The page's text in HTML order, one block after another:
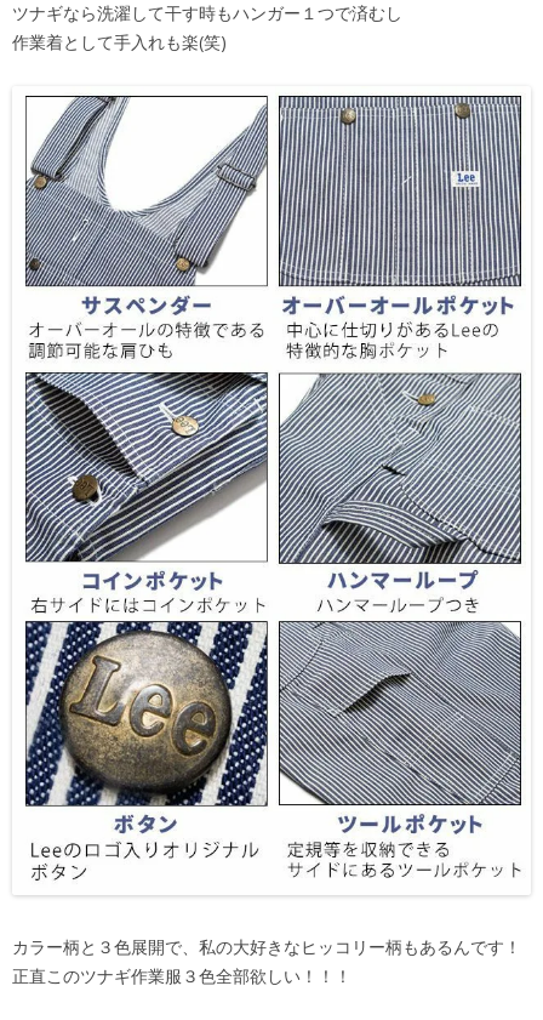
ツナギなら洗濯して干す時もハンガー１つで済むし
作業着として手入れも楽(笑)
カラー柄と３色展開で、私の大好きなヒッコリー柄もあるんです！
正直このツナギ作業服３色全部欲しい！！！